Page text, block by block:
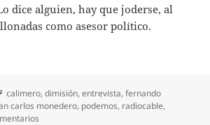
dice alguien, hay que joderse, al
como asesor político.
Etiquetas
calimero,dimisión,entrevista,fernando
carlos monedero, podemos, radiocable,